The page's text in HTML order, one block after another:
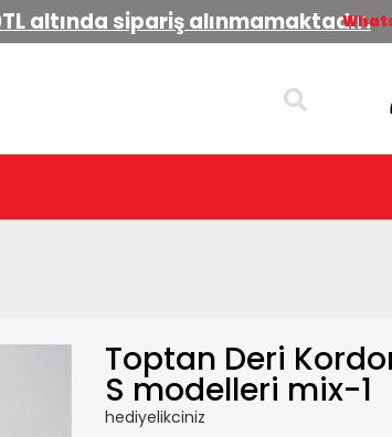
altında sipariş alınmamaktadır.
Toptan Deri
S modelleri mix-1
hediyelikciniz